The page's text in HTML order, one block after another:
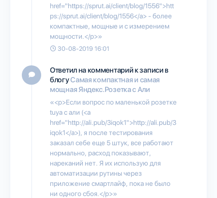
href="https://sprut.ai/client/blog/1556">htt
ps://sprut.ai/client/blog/1556</a> - более
компактные, мощные и с измерением
мощности.</p>»
30-08-2019 16:01
Ответил на комментарий к записи в
блогуСамая компактная и самая
мощная Яндекс.Розетка с Али
«<p>Если вопрос по маленькой розетке
tuya с али (<a
href="http://ali.pub/3iqok1">http://ali.pub/3
iqok1</a>), я после тестирования
заказал себе еще 5 штук, все работают
нормально, расход показывают,
нареканий нет. Я их использую для
автоматизации рутины через
приложение смартлайф, пока не было
ни одного сбоя.</p>»